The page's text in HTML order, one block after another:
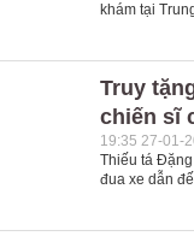
khám tại
Truy
chiến sĩ
19:35 27-01-
Thiếu tá
đua xe dẫn